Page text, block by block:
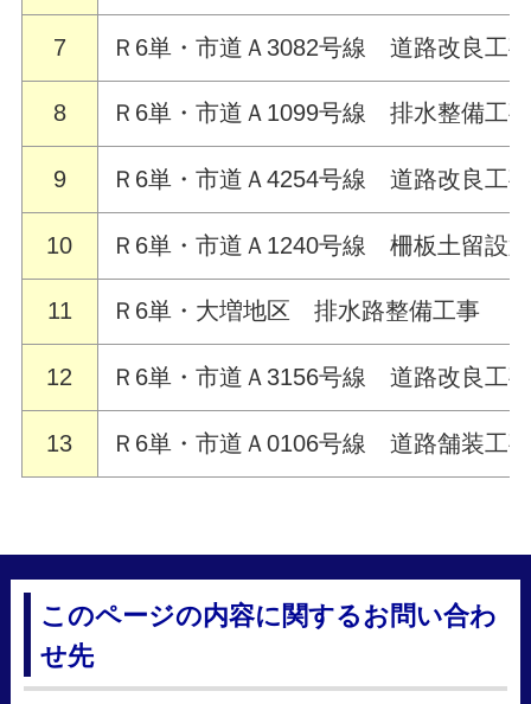
7 Ｒ6単・市道Ａ3082号線 道路改良工
8 Ｒ6単・市道Ａ1099号線 排水整備工
9 Ｒ6単・市道Ａ4254号線 道路改良工
10 Ｒ6単・市道Ａ1240号線 柵板土留設
11 Ｒ6単・大増地区 排水路整備工事
12 Ｒ6単・市道Ａ3156号線 道路改良工
13 Ｒ6単・市道Ａ0106号線 道路舗装工
このページの内容に関するお問い合わ
せ先